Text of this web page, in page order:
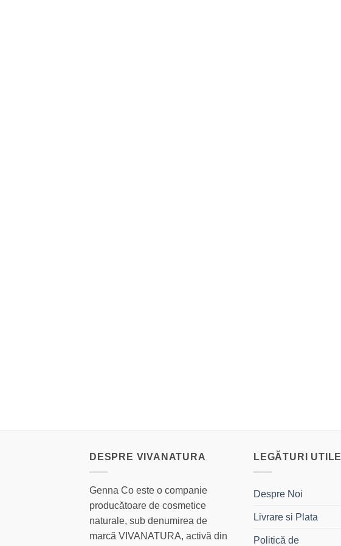
DESPRE VIVANATURA
Genna Co este o companie
producătoare de cosmetice
naturale, sub denumirea de
marcă VIVANATURA, activă din
LEGĂTURI UTILE
Despre Noi
Livrare si Plata
Politică de